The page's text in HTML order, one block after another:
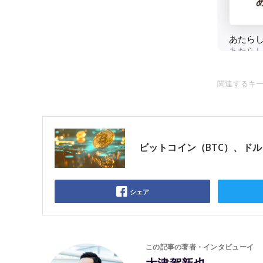
関連するキ
ビットコイン（BTC）、ド
シェア
この記事の著者・インタビューイ